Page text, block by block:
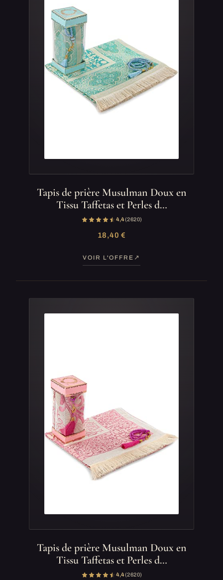
Tapis de prière Musulman Doux en
Tissu Taffetas et Perles d…
4,4(2 620)
18,40 €
VOIR L'OFFRE
Tapis de prière Musulman Doux en
Tissu Taffetas et Perles d…
4,4(2 620)